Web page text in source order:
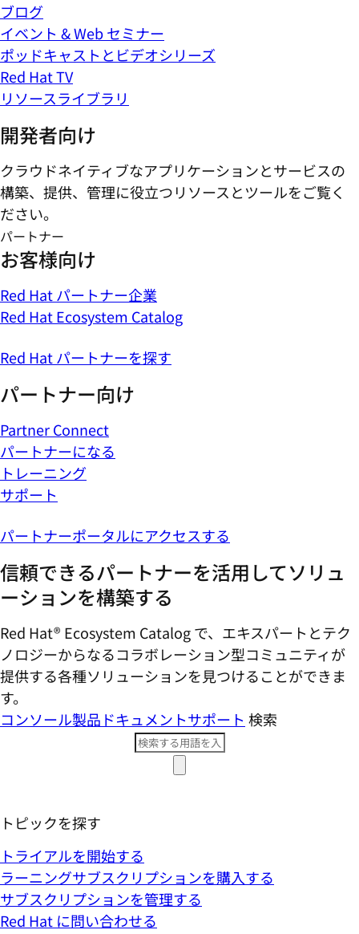
ブログ
イベント & Web セミナー
ポッドキャストとビデオシリーズ
Red Hat TV
リソースライブラリ
開発者向け
クラウドネイティブなアプリケーションとサービスの
構築、提供、管理に役立つリソースとツールをご覧く
ださい。
パートナー
お客様向け
Red Hat パートナー企業
Red Hat Ecosystem Catalog
Red Hat パートナーを探す
パートナー向け
Partner Connect
パートナーになる
トレーニング
サポート
パートナーポータルにアクセスする
信頼できるパートナーを活用してソリュ
ーションを構築する
Red Hat® Ecosystem Catalog で、エキスパートとテク
ノロジーからなるコラボレーション型コミ​ュニティが
提供する各種ソリューションを見つけることができま
す。
コンソール製品ドキュメントサポート 検索
トピックを探す
トライアルを開始する
ラーニングサブスクリプションを購入する
サブスクリプションを管理する
Red Hat に問い合わせる